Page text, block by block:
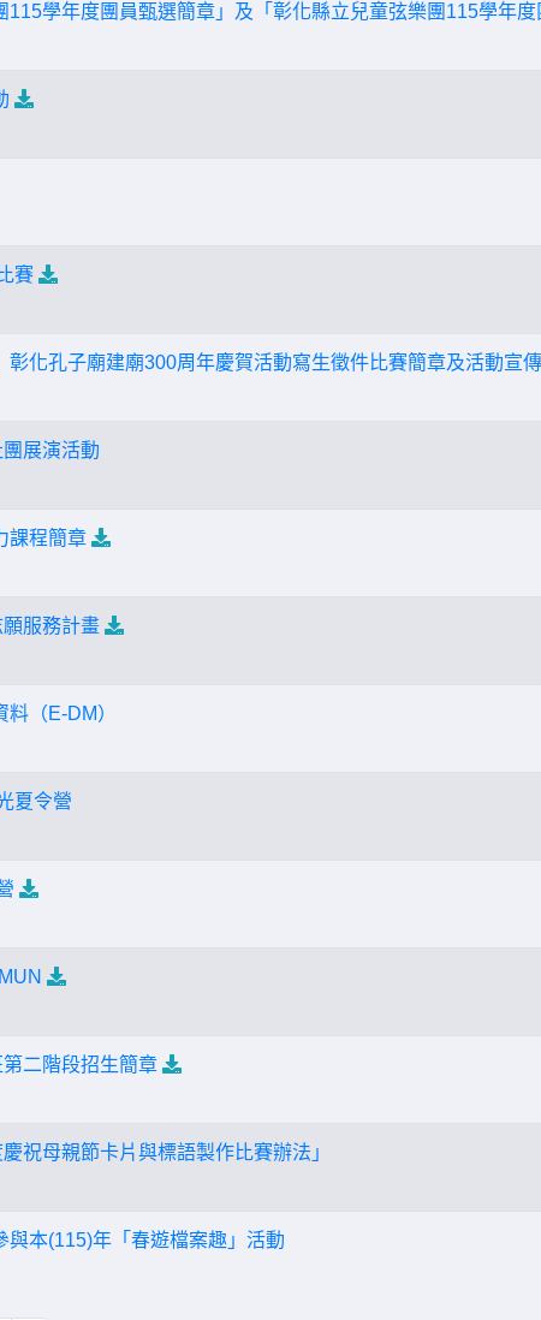
115學年度團員甄選簡章」及「彰化縣立兒童弦樂團115學年度
賽
彰化孔子廟建廟300周年慶賀活動寫生徵件比賽簡章及活動宣傳
展演活動
課程簡章
服務計畫
（E-DM）
夏令營
二階段招生簡章
祝母親節卡片與標語製作比賽辦法」
與本(115)年「春遊檔案趣」活動